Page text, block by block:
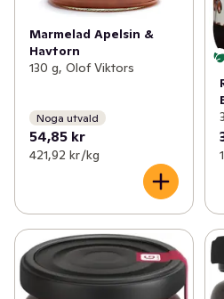
Marmelad Apelsin &
Havtorn
130 g, Olof Viktors
Noga utvald
54,85 kr
421,92 kr /kg